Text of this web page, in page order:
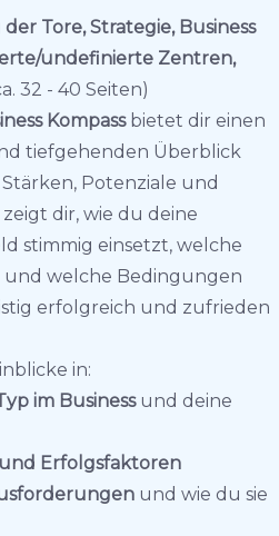
Tore, Strategie, Business
undefinierte Zentren,
32 - 40 Seiten)
Kompassbietet dir einen
tiefgehenden Überblick
Potenziale und
dir, wie du deine
stimmig einsetzt, welche
welche Bedingungen
erfolgreich und zufrieden
in:
im Businessund deine
Erfolgsfaktoren
und wie du sie